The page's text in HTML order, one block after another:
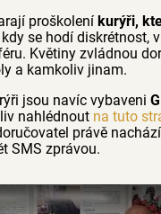
proškolení kurýři,
kdy se hodí diskrétnost,
Květiny zvládnou
a kamkoliv jinam.
jsou navíc vybaveni
nahlédnout na tuto
právě
SMS zprávou.